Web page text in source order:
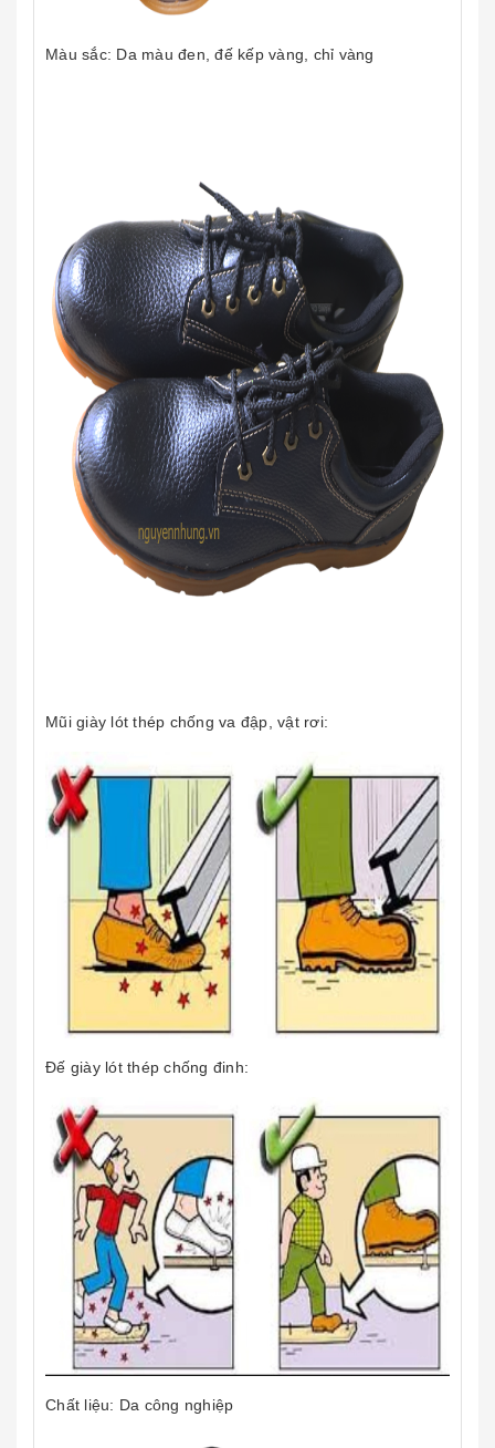
Màu sắc: Da màu đen, đế kếp vàng, chỉ vàng
Mũi giày lót thép chống va đập, vật rơi:
Đế giày lót thép chống đinh:
Chất liệu: Da công nghiệp